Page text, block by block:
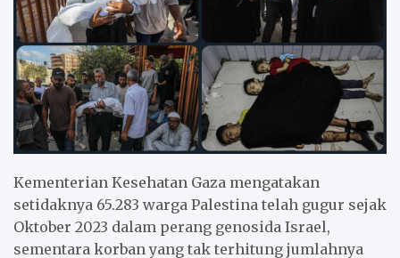
Kementerian Kesehatan Gaza mengatakan
setidaknya 65.283 warga Palestina telah gugur sejak
Oktober 2023 dalam perang genosida Israel,
sementara korban yang tak terhitung jumlahnya